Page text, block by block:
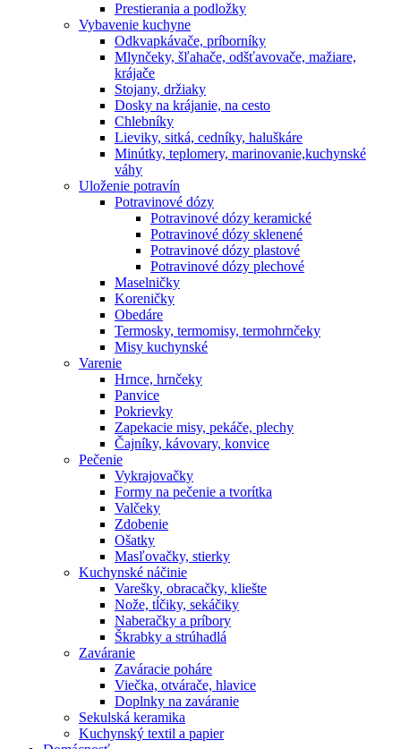
Prestierania a podložky
Vybavenie kuchyne
Odkvapkávače, príborníky
Mlynčeky, šľahače, odšťavovače, mažiare,
krájače
Stojany, držiaky
Dosky na krájanie, na cesto
Chlebníky
Lieviky, sitká, cedníky, haluškáre
Minútky, teplomery, marinovanie,kuchynské
váhy
Uloženie potravín
Potravinové dózy
Potravinové dózy keramické
Potravinové dózy sklenené
Potravinové dózy plastové
Potravinové dózy plechové
Maselničky
Koreničky
Obedáre
Termosky, termomisy, termohrnčeky
Misy kuchynské
Varenie
Hrnce, hrnčeky
Panvice
Pokrievky
Zapekacie misy, pekáče, plechy
Čajníky, kávovary, konvice
Pečenie
Vykrajovačky
Formy na pečenie a tvorítka
Valčeky
Zdobenie
Ošatky
Masľovačky, stierky
Kuchynské náčinie
Varešky, obracačky, kliešte
Nože, tĺčiky, sekáčiky
Naberačky a príbory
Škrabky a strúhadlá
Zaváranie
Zaváracie poháre
Viečka, otvárače, hlavice
Doplnky na zaváranie
Sekulská keramika
Kuchynský textil a papier